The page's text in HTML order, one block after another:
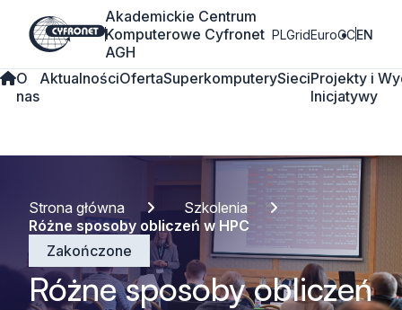
Akademickie Centrum
Komputerowe Cyfronet
AGH
PLGridEuroCCEN
O
nas
AktualnościOfertaSuperkomputerySieciProjekty i
Inicjatywy
Strona główna
Szkolenia
Różne sposoby obliczeń w HPC
Zakończone
Różne sposoby obliczeń